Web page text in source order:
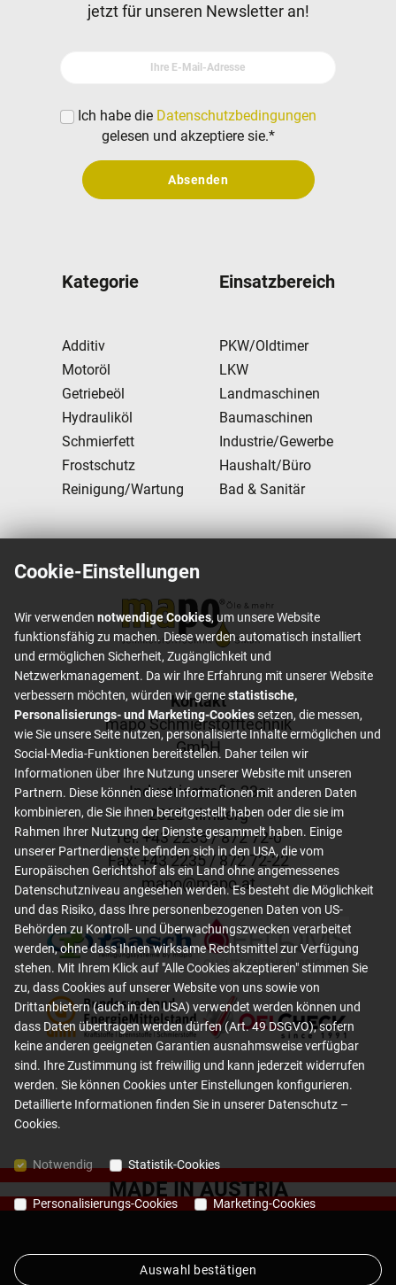
Kategorie
Additiv
Motoröl
Getriebeöl
Hydrauliköl
Schmierfett
Frostschutz
Reinigung/Wartung
Einsatzbereich
PKW/Oldtimer
LKW
Landmaschinen
Baumaschinen
Industrie/Gewerbe
Haushalt/Büro
Bad & Sanitär
jetzt für unseren Newsletter an!
Ihre E-Mail-Adresse
Ich habe die Datenschutzbedingungen
gelesen und akzeptiere sie.*
Absenden
Footer content
Kontakt
mapo Schmierstofftechnik
GmbH
Industriestraße 23a
2325 Himberg
Tel: +43 2235 / 872 72-0
Fax: +43 2235 / 872 72-22
mapo@mapo.at
MADE IN AUSTRIA
Cookie-Einstellungen
Wir verwenden notwendige Cookies, um unsere Website
funktionsfähig zu machen. Diese werden automatisch installiert
und ermöglichen Sicherheit, Zugänglichkeit und
Netzwerkmanagement. Da wir Ihre Erfahrung mit unserer Website
verbessern möchten, würden wir gernestatistische,
Personalisierungs- und Marketing-Cookiessetzen, die messen,
wie Sie unsere Seite nutzen, personalisierte Inhalte ermöglichen und
Social-Media-Funktionen bereitstellen. Daher teilen wir
Informationen über Ihre Nutzung unserer Website mit unseren
Partnern. Diese können diese Informationen mit anderen Daten
kombinieren, die Sie ihnen bereitgestellt haben oder die sie im
Rahmen Ihrer Nutzung der Dienste gesammelt haben. Einige
unserer Partnerdienste befinden sich in den USA, die vom
Europäischen Gerichtshof als ein Land ohne angemessenes
Datenschutzniveau angesehen werden. Es besteht die Möglichkeit
und das Risiko, dass Ihre personenbezogenen Daten von US-
Behörden zu Kontroll- und Überwachungszwecken verarbeitet
werden, ohne dass Ihnen wirksame Rechtsmittel zur Verfügung
stehen. Mit Ihrem Klick auf "Alle Cookies akzeptieren" stimmen Sie
zu, dass Cookies auf unserer Website von uns sowie von
Drittanbietern (auch in den USA) verwendet werden können und
dass Daten übertragen werden dürfen (Art. 49 DSGVO), sofern
keine anderen geeigneten Garantien ausnahmsweise verfügbar
sind. Ihre Zustimmung ist freiwillig und kann jederzeit widerrufen
werden. Sie können Cookies unter Einstellungen konfigurieren.
Detaillierte Informationen finden Sie in unserer Datenschutz –
Cookies.
Notwendig Statistik-Cookies
Personalisierungs-Cookies Marketing-Cookies
Auswahl bestätigen